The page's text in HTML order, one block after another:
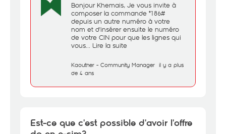
Bonjour Khemais, Je vous invite à
composer la commande *186#
depuis un autre numéro à votre
nom et d'insérer ensuite le numéro
de votre CIN pour que les lignes qui
vous... Lire la suite
Kaouther - Community Manager il y a plus
de 4 ans
Est-ce que c'est possible d'avoir l'offre